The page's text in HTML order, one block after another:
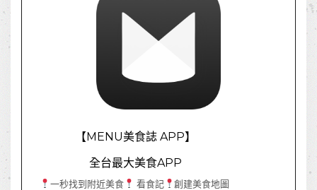
【MENU美食誌 APP】
全台最大美食APP
一秒找到附近美食 看食記
創建美食地圖